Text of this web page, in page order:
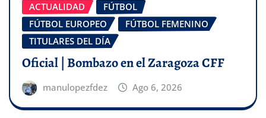
ACTUALIDAD
FÚTBOL
FÚTBOL EUROPEO
FÚTBOL FEMENINO
TITULARES DEL DÍA
Oficial | Bombazo en el Zaragoza CFF
manulopezfdez Ago 6, 2026